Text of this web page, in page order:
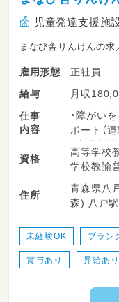
児童発達支援施
まなび舎りんけんの求
雇用形態
正社員
給与
月収
仕事
内容
・障がい
ポート（運
・事業所
サービス
資格
高等学校教諭普通
住所
青森県八戸市下長
森) 八戸
未経験OK ブラン
賞与あり 昇給あり